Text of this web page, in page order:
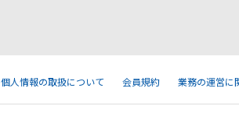
個人情報の取扱について 会員規約 業務の運営に